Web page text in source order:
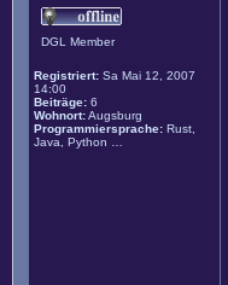
DGL Member
Registriert: Sa Mai 12, 2007
14:00
Beiträge: 6
Wohnort:Augsburg
Programmiersprache: Rust,
Java, Python …